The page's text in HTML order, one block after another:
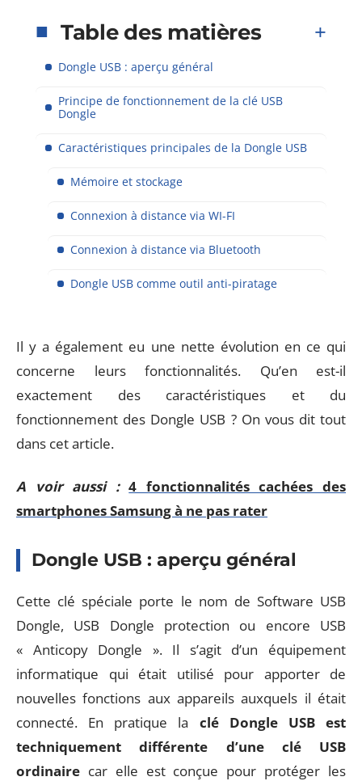
Table des matières
Dongle USB : aperçu général
Principe de fonctionnement de la clé USB
Dongle
Caractéristiques principales de la Dongle USB
Mémoire et stockage
Connexion à distance via WI-FI
Connexion à distance via Bluetooth
Dongle USB comme outil anti-piratage
Il y a également eu une nette évolution en ce qui
concerne leurs fonctionnalités. Qu’en est-il
exactement des caractéristiques et du
fonctionnement des Dongle USB ? On vous dit tout
dans cet article.
A voir aussi : 4 fonctionnalités cachées des
smartphones Samsung à ne pas rater
Dongle USB : aperçu général
Cette clé spéciale porte le nom de Software USB
Dongle, USB Dongle protection ou encore USB
« Anticopy Dongle ». Il s’agit d’un équipement
informatique qui était utilisé pour apporter de
nouvelles fonctions aux appareils auxquels il était
connecté. En pratique la clé Dongle USB est
techniquement différente d’une clé USB
ordinaire car elle est conçue pour protéger les